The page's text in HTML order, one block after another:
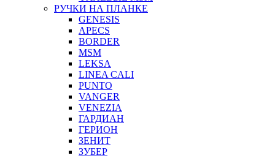
РУЧКИ НА ПЛАНКЕ
GENESIS
APECS
BORDER
MSM
LEKSA
LINEA CALI
PUNTO
VANGER
VENEZIA
ГАРДИАН
ГЕРИОН
ЗЕНИТ
ЗУБЕР